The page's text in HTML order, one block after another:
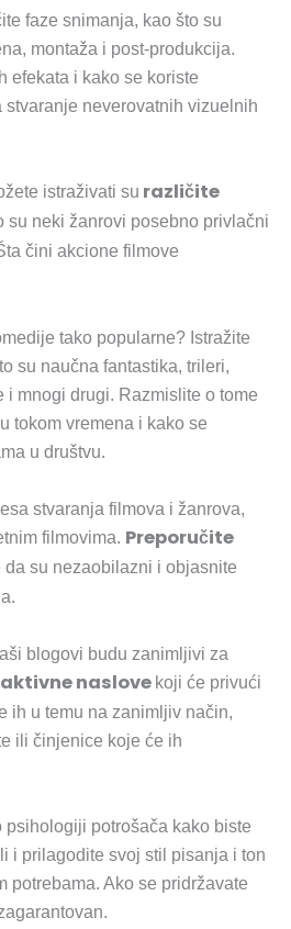
faze snimanja, kao što su
montaža i post-produkcija.
efekata i kako se koriste
neverovatnih vizuelnih
istraživati su različite
su neki žanrovi posebno privlačni
čini akcione filmove
tako popularne? Istražite
su naučna fantastika, trileri,
i mnogi drugi. Razmislite o tome
tokom vremena i kako se
u društvu.
stvaranja filmova i žanrova,
filmovima. Preporučite
da su nezaobilazni i objasnite
blogovi budu zanimljivi za
naslove koji će privući
ih u temu na zanimljiv način,
ili činjenice koje će ih
psihologiji potrošača kako biste
i prilagodite svoj stil pisanja i ton
potrebama. Ako se pridržavate